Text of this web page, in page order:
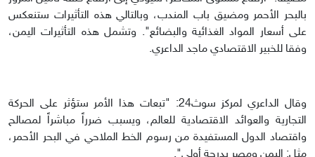
بالبحر الأحمر ومضيق باب المندب، وبالتالي هذه التأثيرات ستنعكس
على أسعار المواد الغذائية والبضائع". وتشمل هذه التأثيرات اليمن،
وفقا للخبير الاقتصادي ماجد الداعري.
وقال الداعري لمركز سوث24: "تبعات هذا الأمر ستؤثر على الحركة
التجارية والعوائد الاقتصادية للعالم، ويسبب ضرراً مباشراً لمصالح
واقتصاد الدول المستفيدة من رسوم الخط الملاحي في البحر الأحمر،
مثل: اليمن ومصر بدرجة أولى".